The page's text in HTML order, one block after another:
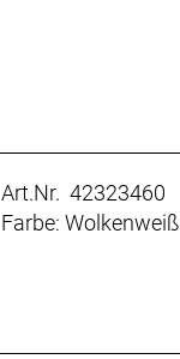
Art.Nr. 42323460
Farbe: Wolkenweiß